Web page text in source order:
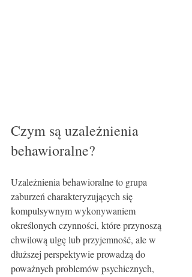
Czym są uzależnienia
behawioralne?
Uzależnienia behawioralne to grupa
zaburzeń charakteryzujących się
kompulsywnym wykonywaniem
określonych czynności, które przynoszą
chwilową ulgę lub przyjemność, ale w
dłuższej perspektywie prowadzą do
poważnych problemów psychicznych,